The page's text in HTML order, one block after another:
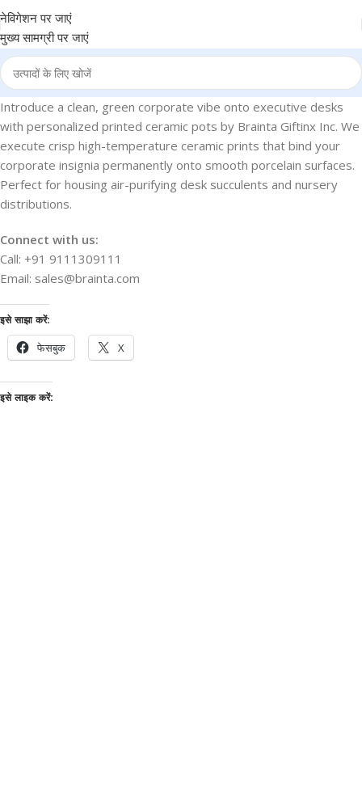
नेविगेशन पर जाएं
मुख्य सामग्री पर जाएं
Introduce a clean, green corporate vibe onto executive desks
with personalized printed ceramic pots by Brainta Giftinx Inc. We
execute crisp high-temperature ceramic prints that bind your
corporate insignia permanently onto smooth porcelain surfaces.
Perfect for housing air-purifying desk succulents and nursery
distributions.
Connect with us:
Call: +91 9111309111
Email: sales@brainta.com
इसे साझा करें:
फेसबुक X
इसे लाइक करें: